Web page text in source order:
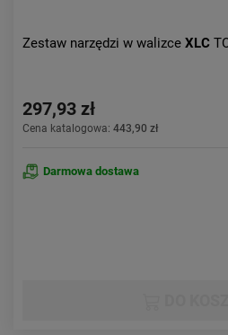
Zestaw narzędzi w walizce XLC
297,93 zł
Cena katalogowa: 443,90 zł
Darmowa dostawa